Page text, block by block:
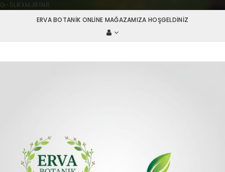
G-SLRXMJR1NR
ERVA BOTANIK ONLINE MAĞAZAMIZA HOŞGELDINIZ